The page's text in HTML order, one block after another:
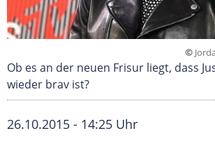
©
Ob es an der neuen Frisur liegt, dass
wieder brav ist?
26.10.2015 - 14:25 Uhr